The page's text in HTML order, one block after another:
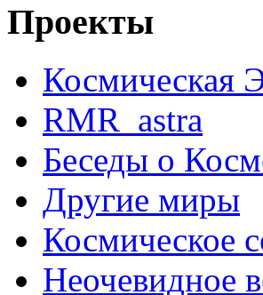
Проекты
Космическая
RMR_astra
Беседы о
Другие миры
Космическое
Неочевидное